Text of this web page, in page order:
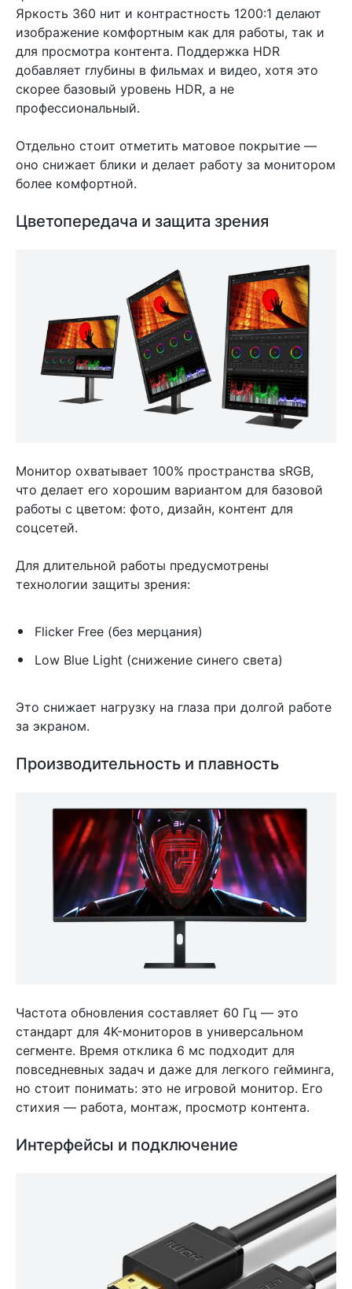
Яркость 360 нит и контрастность 1200:1 делают
изображение комфортным как для работы, так и
для просмотра контента. Поддержка HDR
добавляет глубины в фильмах и видео, хотя это
скорее базовый уровень HDR, а не
профессиональный.
Отдельно стоит отметить матовое покрытие —
оно снижает блики и делает работу за монитором
более комфортной.
Цветопередача и защита зрения
Монитор охватывает 100% пространства sRGB,
что делает его хорошим вариантом для базовой
работы с цветом: фото, дизайн, контент для
соцсетей.
Для длительной работы предусмотрены
технологии защиты зрения:
Flicker Free (без мерцания)
Low Blue Light (снижение синего света)
Это снижает нагрузку на глаза при долгой работе
за экраном.
Производительность и плавность
Частота обновления составляет 60 Гц — это
стандарт для 4K-мониторов в универсальном
сегменте. Время отклика 6 мс подходит для
повседневных задач и даже для легкого гейминга,
но стоит понимать: это не игровой монитор. Его
стихия — работа, монтаж, просмотр контента.
Интерфейсы и подключение